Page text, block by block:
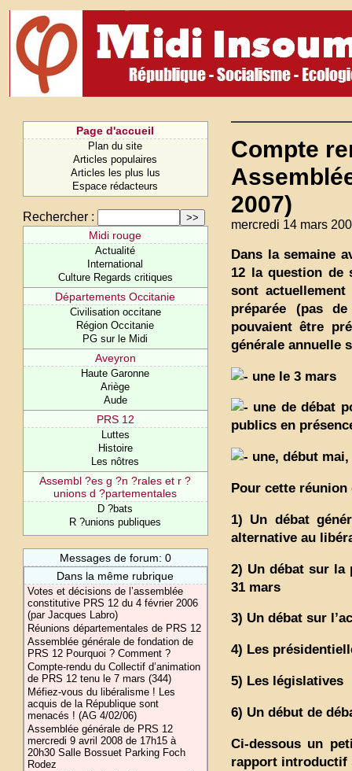
Page d'accueil
Plan du site
Articles populaires
Articles les plus lus
Espace rédacteurs
Rechercher :
Midi rouge
Actualité
International
Culture Regards critiques
Départements Occitanie
Civilisation occitane
Région Occitanie
PG sur le Midi
Aveyron
Haute Garonne
Ariège
Aude
PRS 12
Luttes
Histoire
Les nôtres
Assembl ?es g ?n ?rales et r ?
unions d ?partementales
D ?bats
R ?unions publiques
Messages de forum: 0
Dans la même rubrique
Votes et décisions de l’assemblée
constitutive PRS 12 du 4 février 2006
(par Jacques Labro)
Réunions départementales de PRS 12
Assemblée générale de fondation de
PRS 12 Pourquoi ? Comment ?
Compte-rendu du Collectif d’animation
de PRS 12 tenu le 7 mars (344)
Méfiez-vous du libéralisme ! Les
acquis de la République sont
menacés ! (AG 4/02/06)
Assemblée générale de PRS 12
mercredi 9 avril 2008 de 17h15 à
20h30 Salle Bossuet Parking Foch
Rodez
Compte
2007)
mercredi 14 mars
Dans la semaine
12 la question de
sont
préparée (pas
pouvaient être
générale annuelle
une le 3 mars
une de débat
publics en
une, début
Pour cette
1) Un débat
alternative au
2) Un débat sur la
31 mars
3) Un débat sur
4) Les
5) Les législatives
6) Un début de
Ci-dessous un
rapport introductif